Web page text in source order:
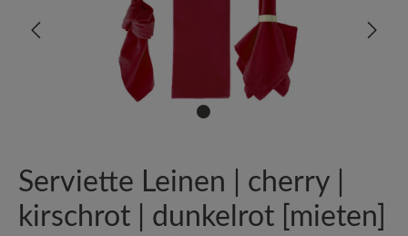
Serviette Leinen | cherry |
kirschrot | dunkelrot [mieten]